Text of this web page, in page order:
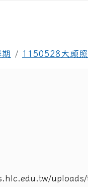
1150528大頭照